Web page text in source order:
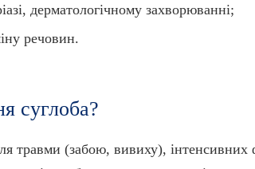
дерматологічному захворюванні;
речовин.
суглоба?
травми (забою, вивиху),